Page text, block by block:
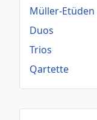
Müller-Etüden
Duos
Trios
Qartette